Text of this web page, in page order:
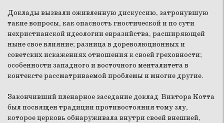
Доклады вызвали оживленную дискуссию, затронувшую
такие вопросы, как опасность гностической и по сути
нехристианской идеологии евразийства, расширяющей
ныне свое влияние; разница в дореволюционных и
советских искажениях отношения к своей греховности;
особенности западного и восточного менталитета в
контексте рассматриваемой проблемы и многие другие.
Закончивший пленарное заседание доклад Виктора Котта
был посвящен традиции противостояния тому злу,
которое церковь обнаруживала внутри своей внешней,